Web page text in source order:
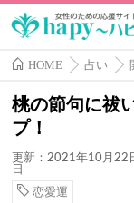
HOME 占い
桃の節句に祓
プ！
更新：2021年10月22
日
恋愛運